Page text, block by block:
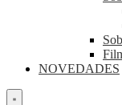
NOVEDADES